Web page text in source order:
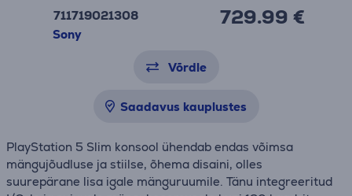
711719021308
Sony
729.99 €
Võrdle
Saadavus kauplustes
PlayStation 5 Slim konsool ühendab endas võimsa
mängujõudluse ja stiilse, õhema disaini, olles
suurepärane lisa igale mänguruumile. Tänu integreeritud